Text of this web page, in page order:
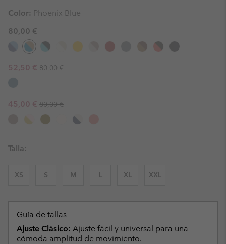
Color: Phoenix Blue
80,00 €
Sale price:
52,50 € Regular price:
80,00 €
Sale price:
45,00 € Regular price:
80,00 €
Talla:
XS S M L XL XXL
Guía de tallas
Ajuste Clásico: Ajuste fácil y universal para una
cómoda amplitud de movimiento.